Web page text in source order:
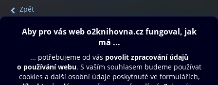
Zpět
Obsah ke stažení
Moje O2 Knihovna